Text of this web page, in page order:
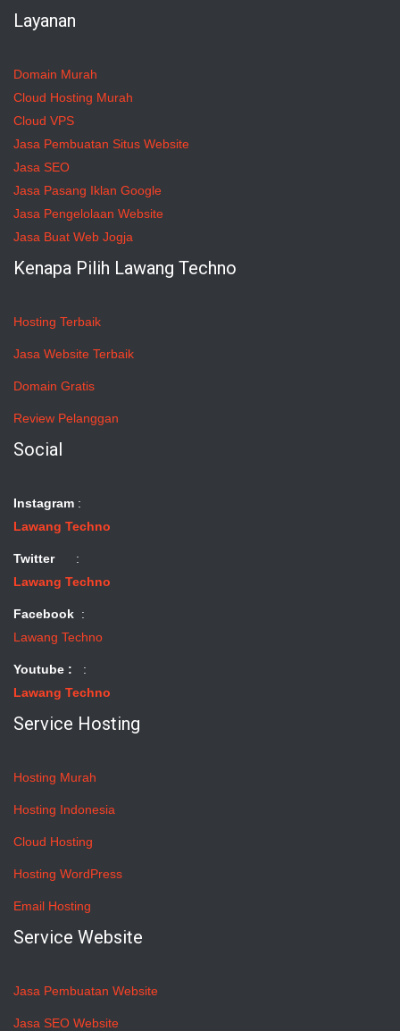
Layanan
Domain Murah
Cloud Hosting Murah
Cloud VPS
Jasa Pembuatan Situs Website
Jasa SEO
Jasa Pasang Iklan Google
Jasa Pengelolaan Website
Jasa Buat Web Jogja
Kenapa Pilih Lawang Techno
Hosting Terbaik
Jasa Website Terbaik
Domain Gratis
Review Pelanggan
Social
Instagram :
Lawang Techno
Twitter:
Lawang Techno
Facebook :
Lawang Techno
Youtube :
:
Lawang Techno
Service Hosting
Hosting Murah
Hosting Indonesia
Cloud Hosting
Hosting WordPress
Email Hosting
Service Website
Jasa Pembuatan Website
Jasa SEO Website